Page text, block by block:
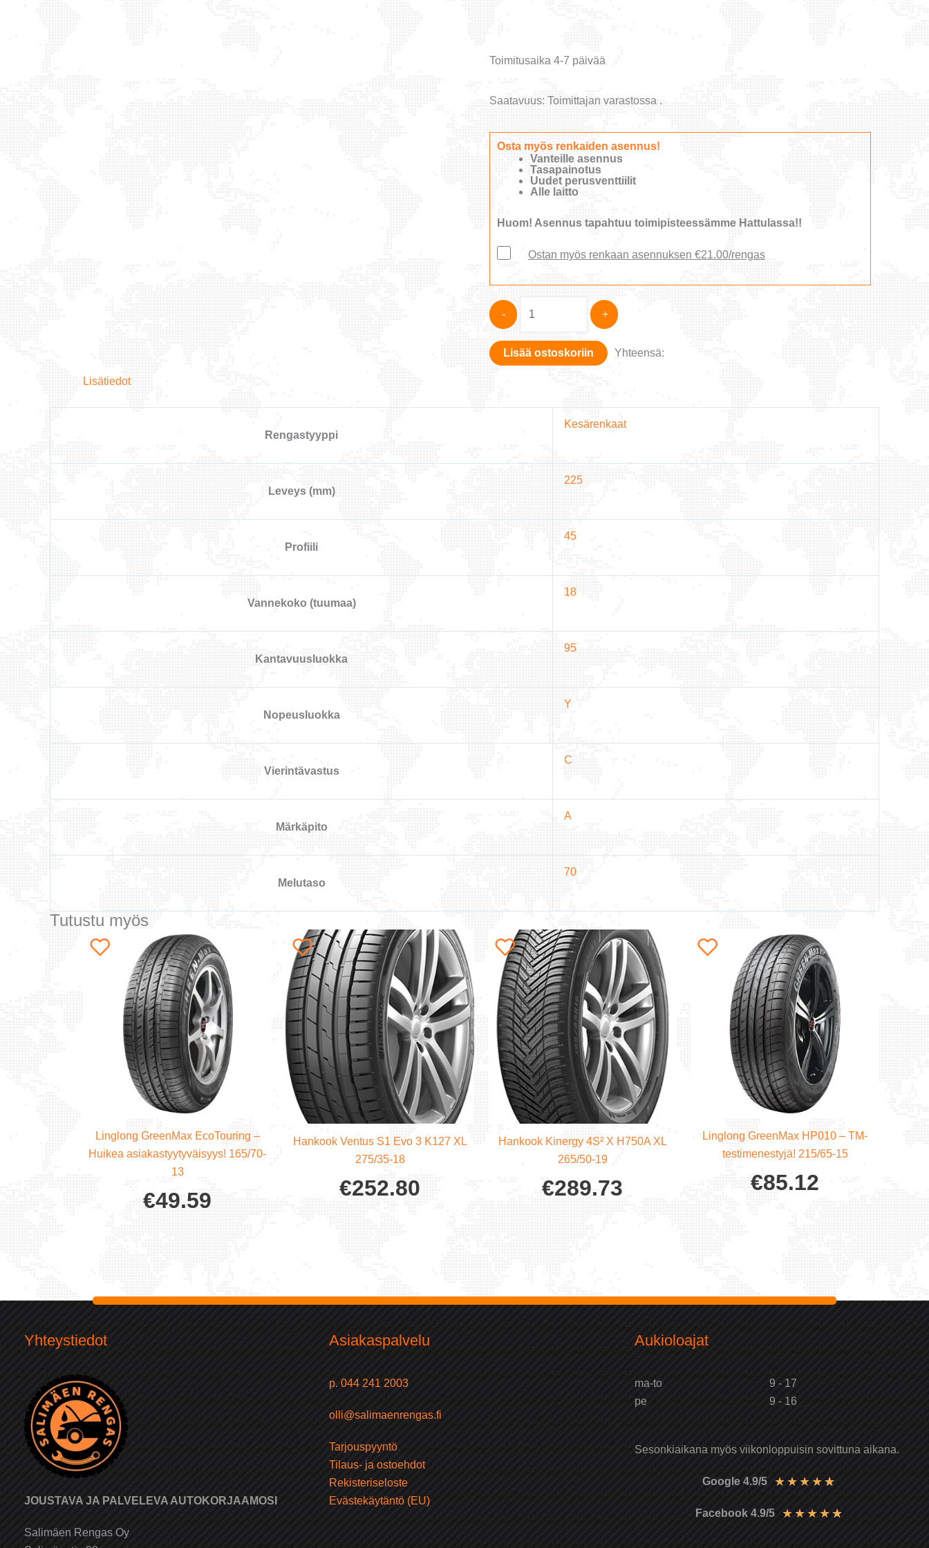
Toimitusaika 4-7 päivää
Saatavuus: Toimittajan varastossa .
Osta myös renkaiden asennus!
Vanteille asennus
Tasapainotus
Uudet perusventtiilit
Alle laitto
Huom! Asennus tapahtuu toimipisteessämme Hattulassa!!
Ostan myös renkaan asennuksen €21.00/rengas
-
XL
225/45-
+
Lisää ostoskoriin Yhteensä:
Lisätiedot
Rengastyyppi
Kesärenkaat
Leveys (mm)
225
Profiili
45
Vannekoko (tuumaa)
18
Kantavuusluokka
95
Nopeusluokka
Y
Vierintävastus
C
Märkäpito
A
Melutaso
70
Tutustu myös
Linglong GreenMax EcoTouring –
Huikea asiakastyytyväisyys! 165/70-
13
€49.59
Hankook Ventus S1 Evo 3 K127 XL
275/35-18
€252.80
Hankook Kinergy 4S² X H750A XL
265/50-19
€289.73
Linglong GreenMax HP010 – TM-
testimenestyjä! 215/65-15
€85.12
Yhteystiedot
JOUSTAVA JA PALVELEVA AUTOKORJAAMOSI
Salimäen Rengas Oy
Asiakaspalvelu
p. 044 241 2003
olli@salimaenrengas.fi
Tarjouspyyntö
Tilaus- ja ostoehdot
Rekisteriseloste
Evästekäytäntö (EU)
Aukioloajat
ma-to
9 - 17
pe
9 - 16
Sesonkiaikana myös viikonloppuisin sovittuna aikana.
Google 4.9/5 ★ ★ ★ ★ ★
Facebook 4.9/5 ★ ★ ★ ★ ★